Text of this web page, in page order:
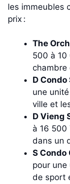
les immeubles
prix :
The
500 à 10
chambre
D Condo
une
ville et
D Vieng
à 16 500
dans un
S Condo
pour une
de sport